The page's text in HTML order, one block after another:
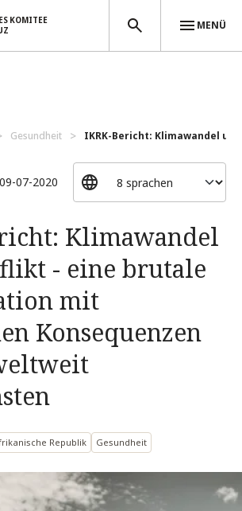
KOMITEE
MENÜ
Gesundheit IKRK-Bericht: Klimawandel
09-07-2020
Klimawandel
- eine brutale
mit
Konsequenzen
Republik Gesundheit